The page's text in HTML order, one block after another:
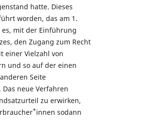
hatte. Dieses
worden, das am 1.
mit der Einführung
den Zugang zum Recht
einer Vielzahl von
und so auf der einen
Seite
neue Verfahren
zu erwirken,
*innen sodann